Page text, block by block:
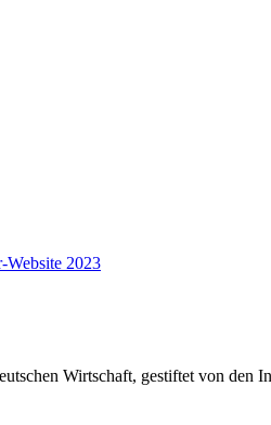
Website 2023
Wirtschaft, gestiftet von den